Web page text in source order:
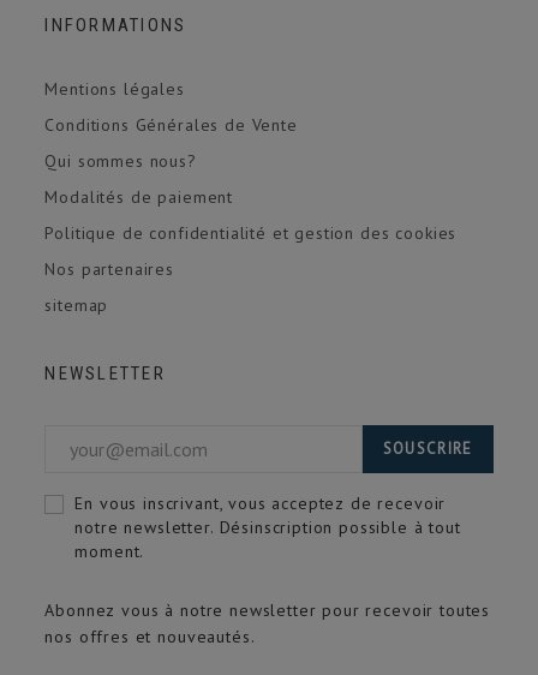
INFORMATIONS
Mentions légales
Conditions Générales de Vente
Qui sommes nous?
Modalités de paiement
Politique de confidentialité et gestion des cookies
Nos partenaires
sitemap
NEWSLETTER
Abonnez vous à notre newsletter pour recevoir toutes
nos offres et nouveautés.
SOUSCRIRE
En vous inscrivant, vous acceptez de recevoir
notre newsletter. Désinscription possible à tout
moment.